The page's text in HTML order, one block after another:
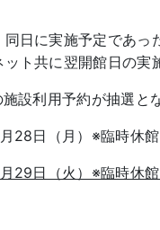
日に実施予定であ
ト共に翌開館日の実
設利用予約が抽選と
日（月）※臨時休館
29日（火）※臨時休